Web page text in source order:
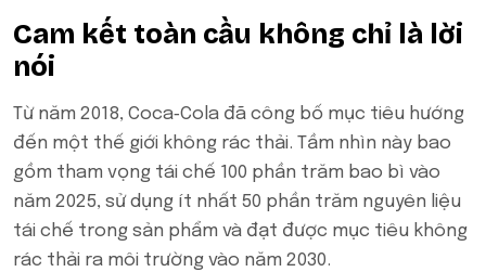
Cam kết toàn cầu không chỉ là lời
nói
Từ năm 2018, Coca‑Cola đã công bố mục tiêu hướng
đến một thế giới không rác thải. Tầm nhìn này bao
gồm tham vọng tái chế 100 phần trăm bao bì vào
năm 2025, sử dụng ít nhất 50 phần trăm nguyên liệu
tái chế trong sản phẩm và đạt được mục tiêu không
rác thải ra môi trường vào năm 2030.